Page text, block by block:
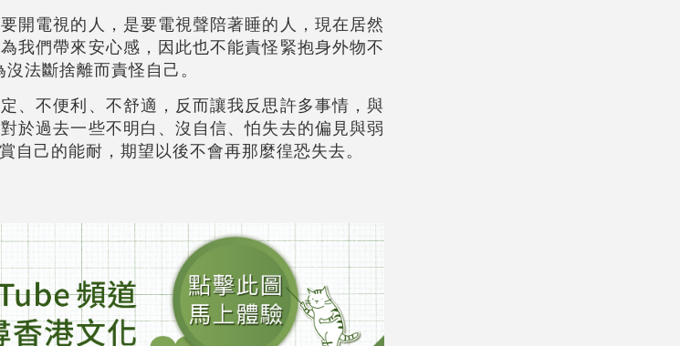
開電視的人，是要電視聲陪著睡的人，現在居然
我們帶來安心感，因此也不能責怪緊抱身外物不
法斷捨離而責怪自己。
、不便利、不舒適，反而讓我反思許多事情，與
於過去一些不明白、沒自信、怕失去的偏見與弱
己的能耐，期望以後不會再那麼徨恐失去。